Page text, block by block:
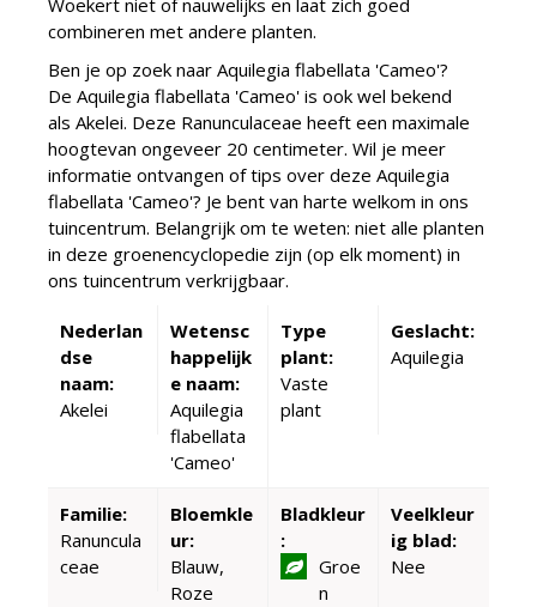
Woekert niet of nauwelijks en laat zich goed
combineren met andere planten.
Ben je op zoek naar Aquilegia flabellata 'Cameo'?
De Aquilegia flabellata 'Cameo' is ook wel bekend
als Akelei. Deze Ranunculaceae heeft een maximale
hoogtevan ongeveer 20 centimeter. Wil je meer
informatie ontvangen of tips over deze Aquilegia
flabellata 'Cameo'? Je bent van harte welkom in ons
tuincentrum. Belangrijk om te weten: niet alle planten
in deze groenencyclopedie zijn (op elk moment) in
ons tuincentrum verkrijgbaar.
Nederlan
dse
naam:
Akelei
Wetensc
happelijk
e naam:
Aquilegia
flabellata
'Cameo'
Type
plant:
Vaste
plant
Geslacht:
Aquilegia
Familie:
Ranuncula
ceae
Bloemkle
ur:
Blauw,
Roze
Bladkleur
:
Groe
n
Veelkleur
ig blad:
Nee